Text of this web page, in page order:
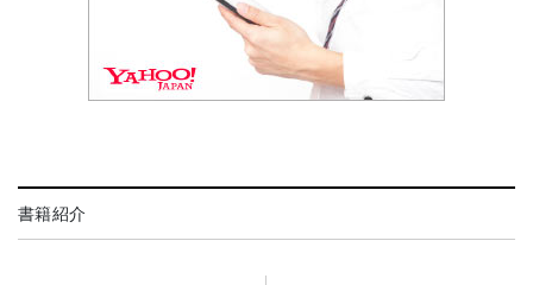
書籍紹介